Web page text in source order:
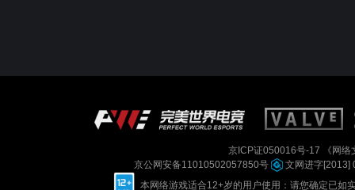
京ICP证050016号-17
《网
京公网安备11010502057850号
文网进字[2013]
本网络游戏适合12+岁的用户使用：请您确定已如